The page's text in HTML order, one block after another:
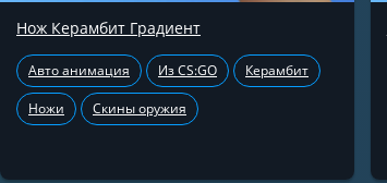
Нож Керамбит Градиент
Авто анимация Из CS:GO Керамбит
Ножи Скины оружия